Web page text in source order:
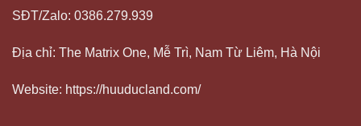
SĐT/Zalo: 0386.279.939
Địa chỉ: The Matrix One, Mễ Trì, Nam Từ Liêm, Hà Nội
Website: https://huuducland.com/